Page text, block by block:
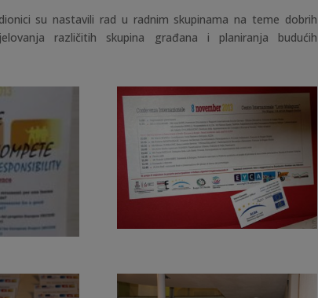
su nastavili rad u radnim skupinama na teme dobrih
različitih skupina građana i planiranja budućih